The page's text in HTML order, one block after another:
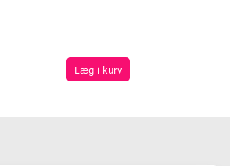
Læg i kurv